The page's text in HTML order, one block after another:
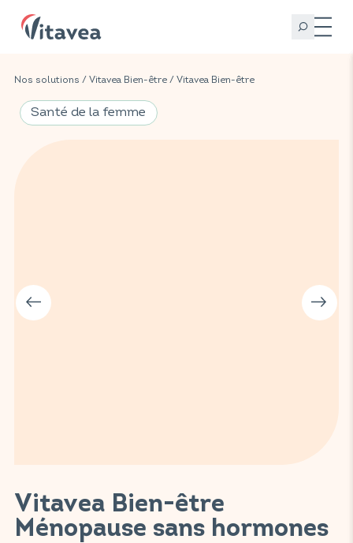
Nos solutions / Vitavea Bien-être / Vitavea Bien-être
Vitavea Bien-être
Ménopause sans hormones
Santé de la femme